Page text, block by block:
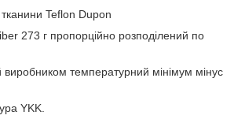
Teflon Dupon
273 г пропорційно розподілений по
температурний мінімум мінус
YKK.